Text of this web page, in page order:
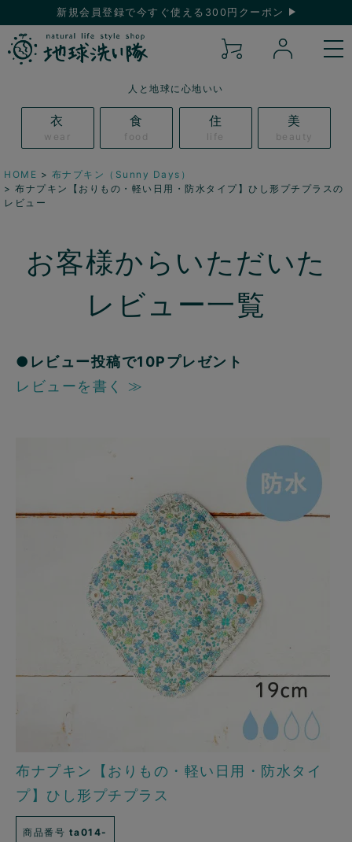
新規会員登録で今すぐ使える300円クーポン
人と地球に心地いい
衣
wear
食
food
住
life
美
beauty
HOME
布ナプキン（Sunny Days）
布ナプキン【おりもの・軽い日用・防水タイプ】ひし形プチプラスの
レビュー
お客様からいただいた
レビュー一覧
●レビュー投稿で10Pプレゼント
レビューを書く ≫
布ナプキン【おりもの・軽い日用・防水タイ
プ】ひし形プチプラス
商品番号 ta014-